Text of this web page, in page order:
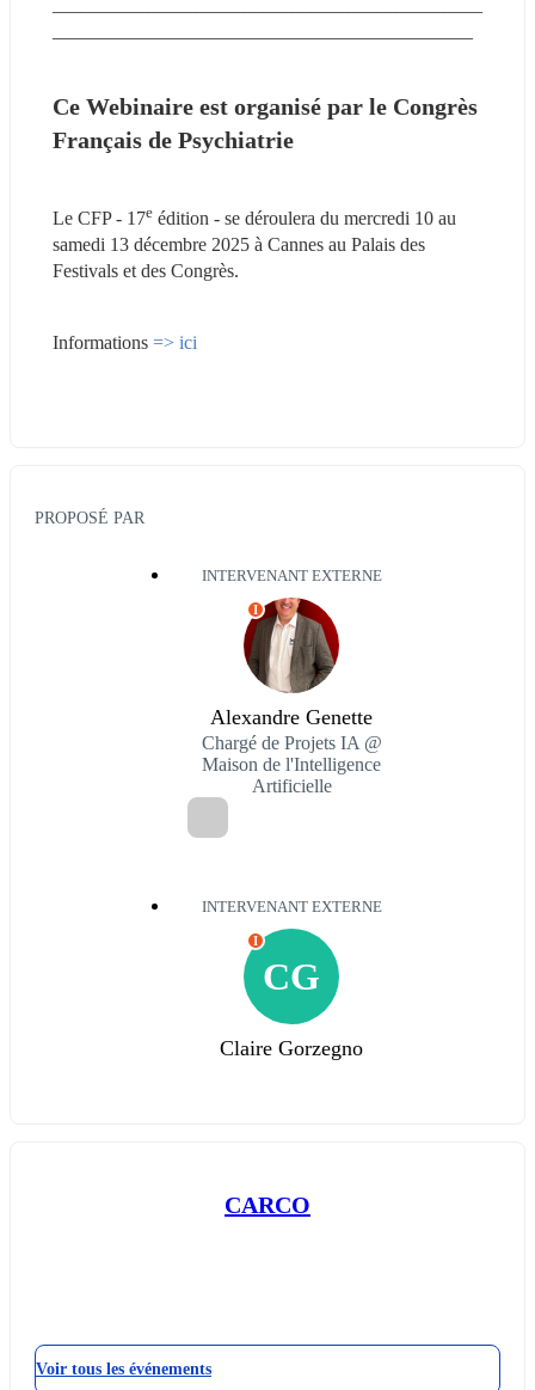
Ce Webinaire est organisé par le Congrès
Français de Psychiatrie
Le CFP - 17e édition - se déroulera du mercredi 10 au
samedi 13 décembre 2025 à Cannes au Palais des
Festivals et des Congrès.
Informations => ici
PROPOSÉ PAR
INTERVENANT EXTERNE
I
Alexandre Genette
Chargé de Projets IA @
Maison de l'Intelligence
Artificielle
INTERVENANT EXTERNE
CG
I
Claire Gorzegno
CARCO
Voir tous les événements